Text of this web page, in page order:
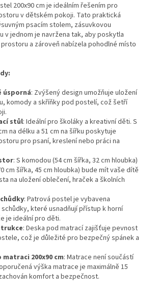
200x90 cm je ideálním řešením pro
v dětském pokoji. Tato praktická
psacím stolem, zásuvkovou
v jednom je navržena tak, aby poskytla
a zároveň nabízela pohodlné místo
úsporná: Zvýšený design umožňuje uložení
komody a skříňky pod postelí, což šetří
stůl: Ideální pro školáky a kreativní děti. S
na délku a 51 cm na šířku poskytuje
pro psaní, kreslení nebo práci na
: S komodou (54 cm šířka, 32 cm hloubka)
cm šířka, 45 cm hloubka) bude mít vaše dítě
na uložení oblečení, hraček a školních
: Patrová postel je vybavena
které usnadňují přístup k horní
je ideální pro děti.
: Deska pod matrací zajišťuje pevnost
což je důležité pro bezpečný spánek a
200x90 cm: Matrace není součástí
výška matrace je maximálně 15
komfort a bezpečnost.